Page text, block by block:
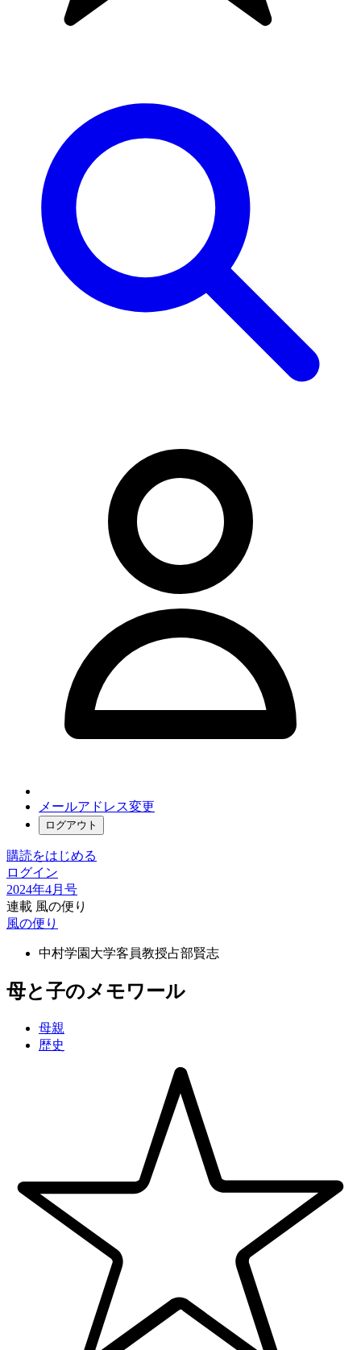
メールアドレス変更
ログアウト
購読をはじめる
ログイン
2024年4月号
連載 風の便り
風の便り
中村学園大学客員教授占部賢志
母と子のメモワール
母親
歴史